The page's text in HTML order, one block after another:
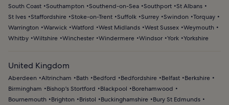
South Coast Southampton Southend-on-Sea Southport St Albans
St Ives Staffordshire Stoke-on-Trent Suffolk Surrey Swindon
Torquay
Warrington
Warwick Watford West Midlands West Sussex Weymouth
Whitby Wiltshire Winchester Windermere Windsor York Yorkshire
United Kingdom
Aberdeen Altrincham Bath Bedford Bedfordshire Belfast
Berkshire
Birmingham
Bishop's Stortford Blackpool
Borehamwood
Bournemouth
Brighton Bristol Buckinghamshire
Bury St Edmunds